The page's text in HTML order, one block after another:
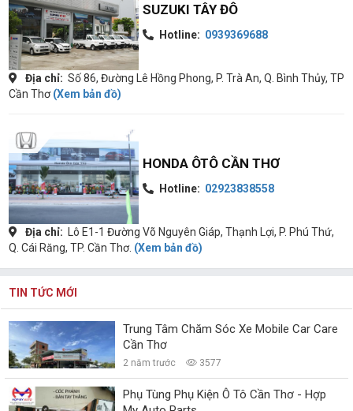
SUZUKI TÂY ĐÔ
Hotline: 0939369688
Địa chỉ: Số 86, Đường Lê Hồng Phong, P. Trà An, Q. Bình Thủy, TP
Cần Thơ(Xem bản đồ)
HONDA ÔTÔ CẦN THƠ
Hotline: 02923838558
Địa chỉ: Lô E1-1 Đường Võ Nguyên Giáp, Thạnh Lợi, P. Phú Thứ,
Q. Cái Răng, TP. Cần Thơ. (Xem bản đồ)
TIN TỨC MỚI
Trung Tâm Chăm Sóc Xe Mobile Car Care
Cần Thơ
2 năm trước 3577
Phụ Tùng Phụ Kiện Ô Tô Cần Thơ - Hợp